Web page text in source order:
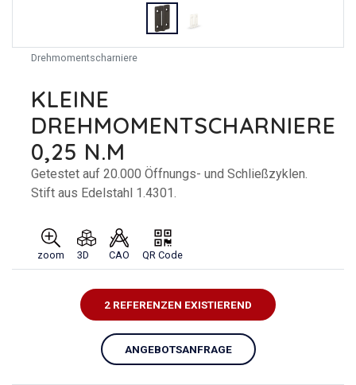
Drehmomentscharniere
KLEINE
DREHMOMENTSCHARNIERE
0,25 N.M
Getestet auf 20.000 Öffnungs- und Schließzyklen.
Stift aus Edelstahl 1.4301.
zoom 3D CAO QR Code
2 REFERENZEN EXISTIEREND
ANGEBOTSANFRAGE